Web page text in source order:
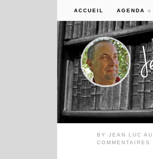
ACCUEIL AGENDA
BYJEAN LUC
COMMENTAIRES